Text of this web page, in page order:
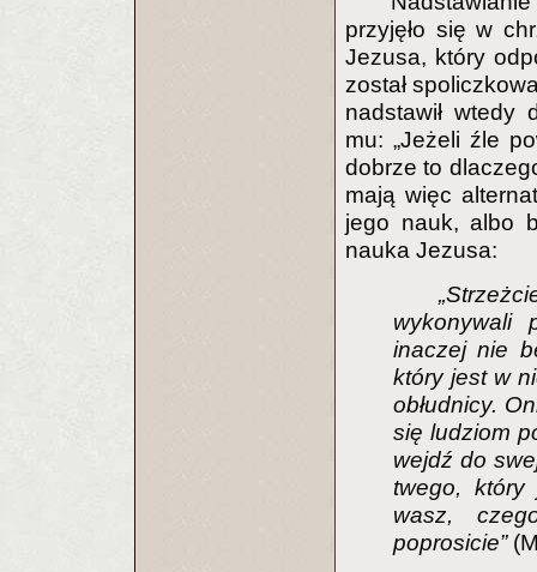
przyjęło się w
Jezusa, który
został
nadstawił wtedy
mu: „Jeżeli źle
dobrze to
mają więc
jego nauk, albo
nauka Jezusa:
wykonywali
inaczej nie
który jest w
obłudnicy.
się ludziom
wejdź do
twego,
wasz,
poprosicie”